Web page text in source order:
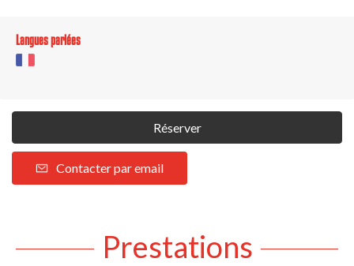
Langues parlées
Réserver
Contacter par email
Prestations